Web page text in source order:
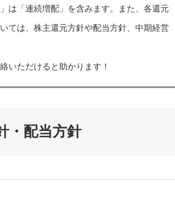
は「連続増配」を含みます。また、各還元
ては、株主還元方針や配当方針、中期経営
いただけると助かります！
・配当方針